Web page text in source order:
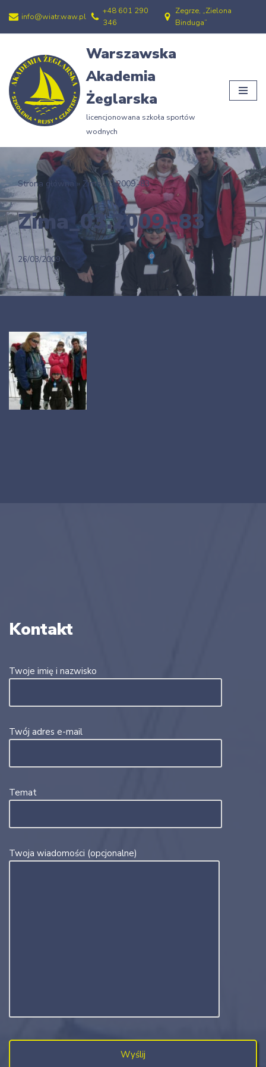
Przejdź
treści
info@wiatr.waw.pl
+48 601 290
346
Zegrze, „Zielona
Binduga”
Warszawska
Akademia
Żeglarska
licencjonowana szkoła sportów
wodnych
Strona główna » Zima_03.2009.-83
Zima_03.2009.-83
26/03/2009
Kontakt
Twoje imię i nazwisko
Twój adres e-mail
Temat
Twoja wiadomości (opcjonalne)